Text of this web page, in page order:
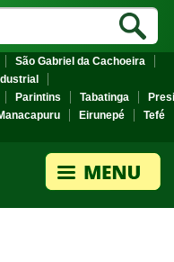
São Gabriel da Cachoeira
Parintins Tabatinga
Eirunepé
Tefé